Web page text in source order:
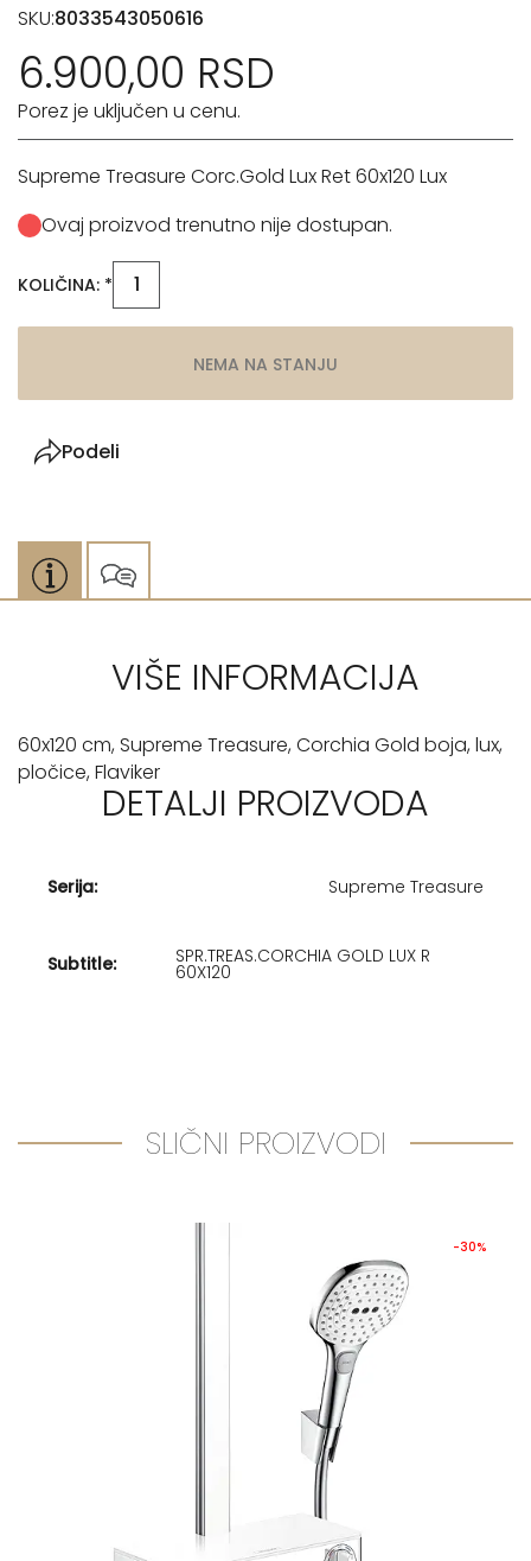
SKU:8033543050616
6.900,00 RSD
Porez je uključen u cenu.
Supreme Treasure Corc.Gold Lux Ret 60x120 Lux
Ovaj proizvod trenutno nije dostupan.
KOLIČINA: *
NEMA NA STANJU
Podeli
VIŠE INFORMACIJA
60x120 cm, Supreme Treasure, Corchia Gold boja, lux,
pločice, Flaviker
DETALJI PROIZVODA
Serija: Supreme Treasure
Subtitle: SPR.TREAS.CORCHIA GOLD LUX R
60X120
SLIČNI PROIZVODI
-30%